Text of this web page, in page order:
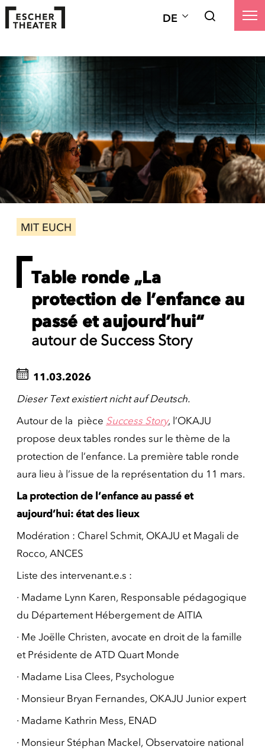
DE
MIT EUCH
Table ronde „La
protection de l’enfance au
passé et aujourd’hui“
autour de Success Story
11.03.2026
Dieser Text existiert nicht auf Deutsch.
Autour de la pièce Success Story, l’OKAJU
propose deux tables rondes sur le thème de la
protection de l’enfance. La première table ronde
aura lieu à l’issue de la représentation du 11 mars.
La protection de l’enfance au passé et
aujourd’hui: état des lieux
Modération : Charel Schmit, OKAJU et Magali de
Rocco, ANCES
Liste des intervenant.e.s :
· Madame Lynn Karen, Responsable pédagogique
du Département Hébergement de AITIA
· Me Joëlle Christen, avocate en droit de la famille
et Présidente de ATD Quart Monde
· Madame Lisa Clees, Psychologue
· Monsieur Bryan Fernandes, OKAJU Junior expert
· Madame Kathrin Mess, ENAD
· Monsieur Stéphan Mackel, Observatoire national